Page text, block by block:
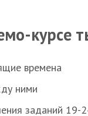
курсе
времена
ними
заданий 19-